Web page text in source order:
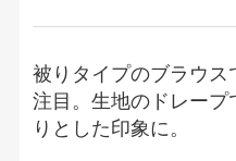
被りタイプのブラウス
注目。生地のドレープ
りとした印象に。